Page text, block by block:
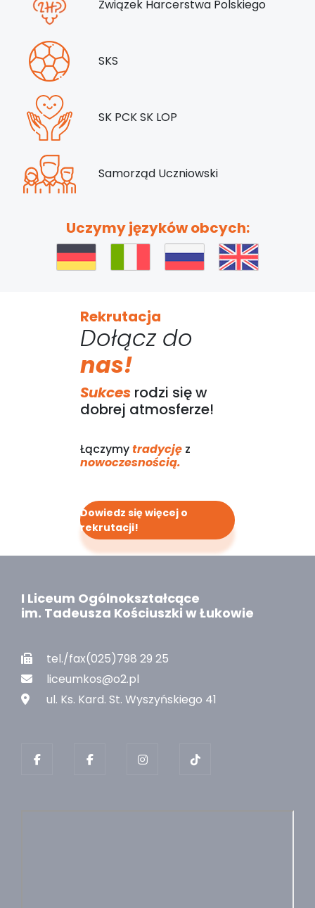
Związek Harcerstwa Polskiego
SKS
SK PCK SK LOP
Samorząd Uczniowski
Uczymy języków obcych:
Rekrutacja
Dołącz do
nas!
Sukcesrodzi się w
dobrej atmosferze!
Łączymytradycjęz
nowoczesnością.
Dowiedz się więcej o
rekrutacji!
I Liceum Ogólnokształcące
im. Tadeusza Kościuszki w Łukowie
tel./fax(025)798 29 25
liceumkos@o2.pl
ul. Ks. Kard. St. Wyszyńskiego 41